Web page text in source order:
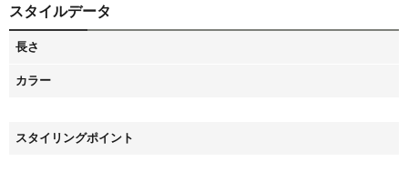
スタイルデータ
長さ
カラー
スタイリングポイント